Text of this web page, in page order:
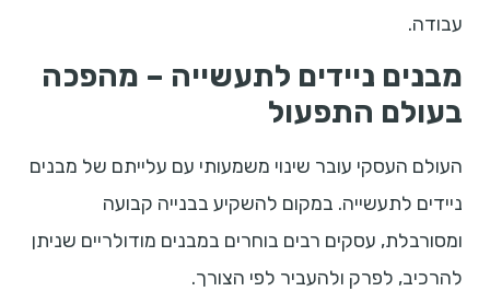
עבודה.
מבנים ניידים לתעשייה – מהפכה
בעולם התפעול
העולם העסקי עובר שינוי משמעותי עם עלייתם של מבנים
ניידים לתעשייה. במקום להשקיע בבנייה קבועה
ומסורבלת, עסקים רבים בוחרים במבנים מודולריים שניתן
להרכיב, לפרק ולהעביר לפי הצורך.